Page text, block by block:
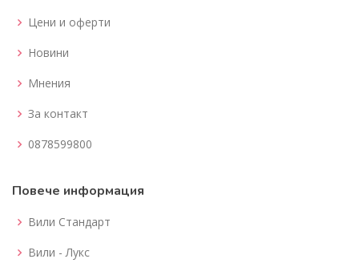
Цени и оферти
Новини
Мнения
За контакт
0878599800
Повече информация
Вили Стандарт
Вили - Лукс